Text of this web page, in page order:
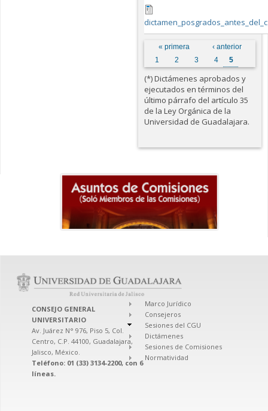
Páginas
« primera
‹ anterior
1
2 3 4 5
(*) Dictámenes aprobados y
ejecutados en términos del
último párrafo del artículo 35
de la Ley Orgánica de la
Universidad de Guadalajara.
CONSEJO GENERAL
UNIVERSITARIO
Av. Juárez N° 976, Piso 5, Col.
Centro, C.P. 44100, Guadalajara,
Jalisco, México.
Teléfono: 01 (33) 3134-2200, con 6
líneas.
Marco Jurídico
Consejeros
Sesiones del CGU
Dictámenes
Sesiones de Comisiones
Normatividad